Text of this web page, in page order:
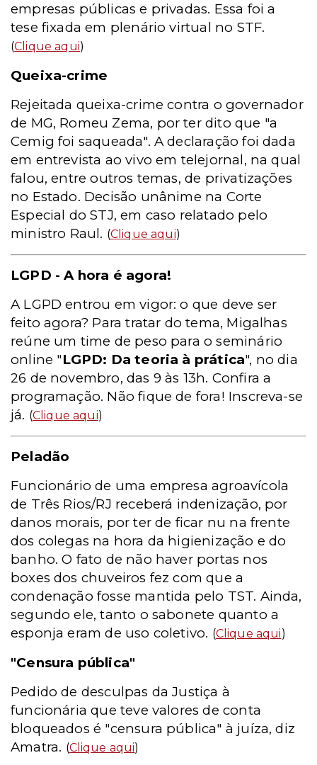
empresas públicas e privadas. Essa foi a
tese fixada em plenário virtual no STF.
(Clique aqui)
Queixa-crime
Rejeitada queixa-crime contra o governador
de MG, Romeu Zema, por ter dito que "a
Cemig foi saqueada". A declaração foi dada
em entrevista ao vivo em telejornal, na qual
falou, entre outros temas, de privatizações
no Estado. Decisão unânime na Corte
Especial do STJ, em caso relatado pelo
ministro Raul. (Clique aqui)
LGPD - A hora é agora!
A LGPD entrou em vigor: o que deve ser
feito agora? Para tratar do tema, Migalhas
reúne um time de peso para o seminário
online "LGPD: Da teoria à prática", no dia
26 de novembro, das 9 às 13h. Confira a
programação. Não fique de fora! Inscreva-se
já. (Clique aqui)
Peladão
Funcionário de uma empresa agroavícola
de Três Rios/RJ receberá indenização, por
danos morais, por ter de ficar nu na frente
dos colegas na hora da higienização e do
banho. O fato de não haver portas nos
boxes dos chuveiros fez com que a
condenação fosse mantida pelo TST. Ainda,
segundo ele, tanto o sabonete quanto a
esponja eram de uso coletivo. (Clique aqui)
"Censura pública"
Pedido de desculpas da Justiça à
funcionária que teve valores de conta
bloqueados é "censura pública" à juíza, diz
Amatra. (Clique aqui)